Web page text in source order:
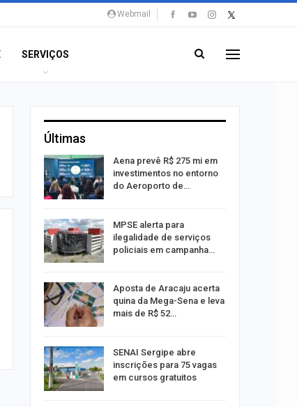
Webmail
SERVIÇOS
Últimas
Aena prevê R$ 275 mi em
investimentos no entorno
do Aeroporto de…
MPSE alerta para
ilegalidade de serviços
policiais em campanha…
Aposta de Aracaju acerta
quina da Mega-Sena e leva
mais de R$ 52…
SENAI Sergipe abre
inscrições para 75 vagas
em cursos gratuitos